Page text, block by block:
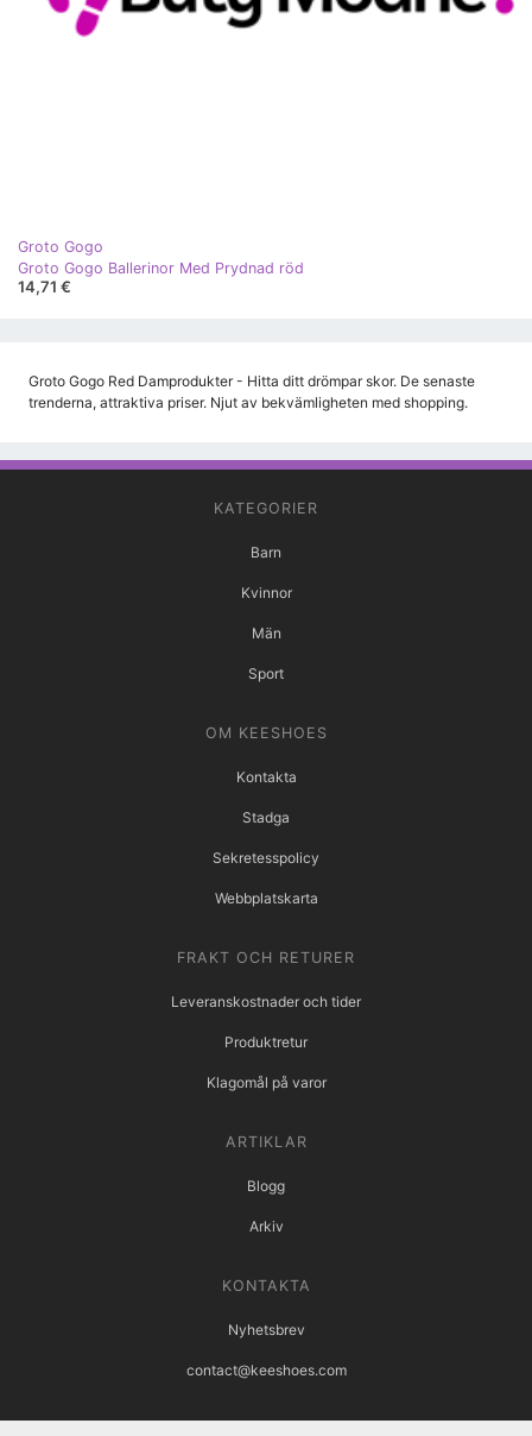
Groto Gogo
Groto Gogo Ballerinor Med Prydnad röd
14,71 €
Groto Gogo Red Damprodukter - Hitta ditt drömpar skor. De senaste
trenderna, attraktiva priser. Njut av bekvämligheten med shopping.
KATEGORIER
Barn
Kvinnor
Män
Sport
OM KEESHOES
Kontakta
Stadga
Sekretesspolicy
Webbplatskarta
FRAKT OCH RETURER
Leveranskostnader och tider
Produktretur
Klagomål på varor
ARTIKLAR
Blogg
Arkiv
KONTAKTA
Nyhetsbrev
contact@keeshoes.com